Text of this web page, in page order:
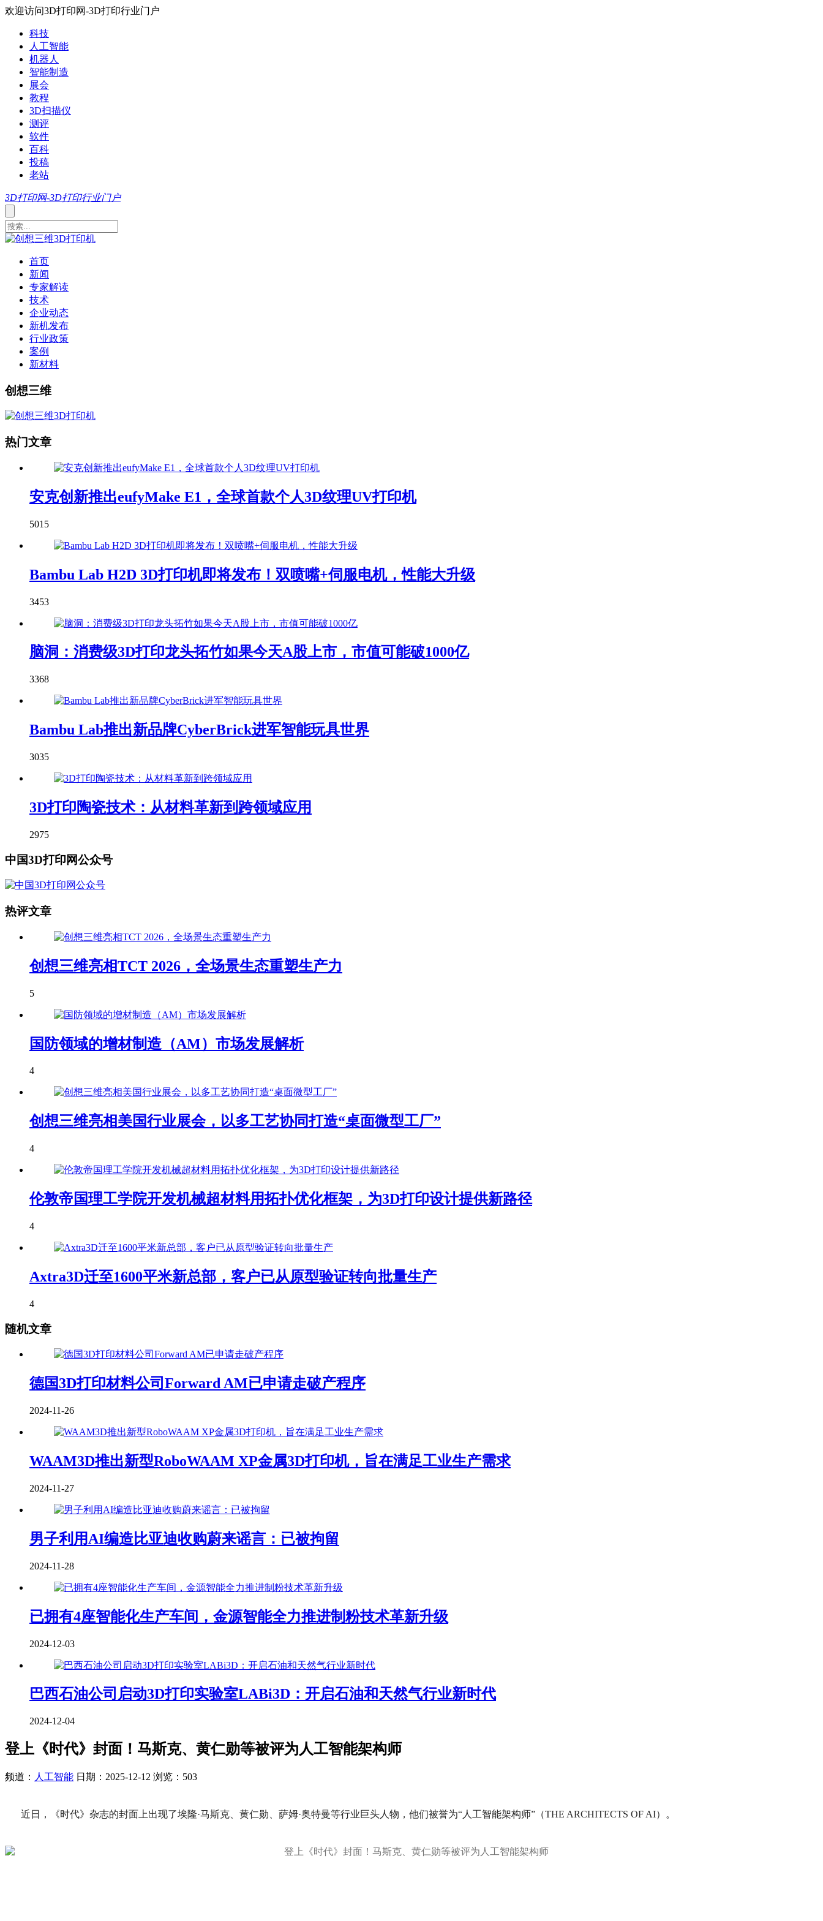
欢迎访问3D打印网-3D打印行业门户
科技
人工智能
机器人
智能制造
展会
教程
3D扫描仪
测评
软件
百科
投稿
老站
3D打印网-3D打印行业门户
首页
新闻
专家解读
技术
企业动态
新机发布
行业政策
案例
新材料
创想三维
热门文章
安克创新推出eufyMake E1，全球首款个人3D纹理UV打印机
5015
Bambu Lab H2D 3D打印机即将发布！双喷嘴+伺服电机，性能大升级
3453
脑洞：消费级3D打印龙头拓竹如果今天A股上市，市值可能破1000亿
3368
Bambu Lab推出新品牌CyberBrick进军智能玩具世界
3035
3D打印陶瓷技术：从材料革新到跨领域应用
2975
中国3D打印网公众号
热评文章
创想三维亮相TCT 2026，全场景生态重塑生产力
5
国防领域的增材制造（AM）市场发展解析
4
创想三维亮相美国行业展会，以多工艺协同打造“桌面微型工厂”
4
伦敦帝国理工学院开发机械超材料用拓扑优化框架，为3D打印设计提供新路径
4
Axtra3D迁至1600平米新总部，客户已从原型验证转向批量生产
4
随机文章
德国3D打印材料公司Forward AM已申请走破产程序
2024-11-26
WAAM3D推出新型RoboWAAM XP金属3D打印机，旨在满足工业生产需求
2024-11-27
男子利用AI编造比亚迪收购蔚来谣言：已被拘留
2024-11-28
已拥有4座智能化生产车间，金源智能全力推进制粉技术革新升级
2024-12-03
巴西石油公司启动3D打印实验室LABi3D：开启石油和天然气行业新时代
2024-12-04
登上《时代》封面！马斯克、黄仁勋等被评为人工智能架构师
频道： 人工智能 日期： 2025-12-12 浏览：503
近日，《时代》杂志的封面上出现了埃隆·马斯克、黄仁勋、萨姆·奥特曼等行业巨头人物，他们被誉为“人工智能架构师”（THE ARCHITECTS OF AI）。